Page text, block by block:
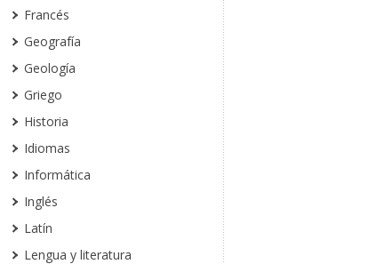
Francés
Geografía
Geología
Griego
Historia
Idiomas
Informática
Inglés
Latín
Lengua y literatura